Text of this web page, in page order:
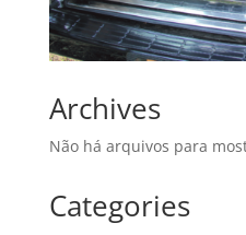
Archives
Não há arquivos para
Categories